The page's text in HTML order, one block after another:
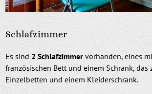
Schlafzimmer
Es sind 2 Schlafzimmer vorhanden, eines
französischen Bett und einem Schrank, das
Einzelbetten und einem Kleiderschrank.